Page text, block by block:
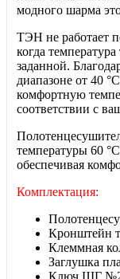
модного шарма
ТЭН не работает
когда
заданной.
диапазоне от 40
комфортную
соответствии с
температуры 60
обеспечивая
Комплектация:
Кронштейн
Клеммная
Заглушка
Ключ ШГ